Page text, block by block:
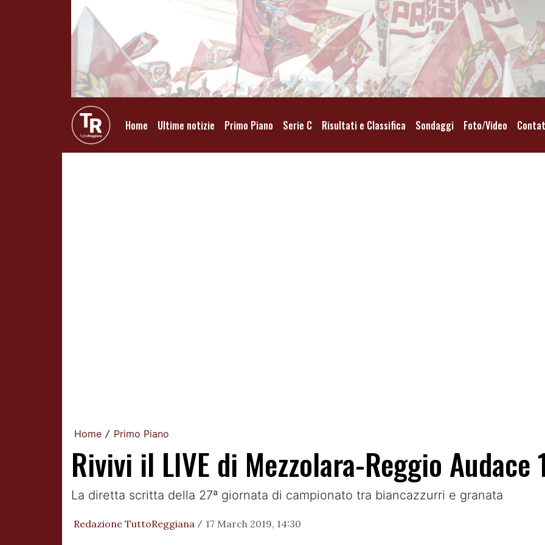
Home Ultime notizie Primo Piano Serie C Risultati e Classifica Sondaggi Foto/Video
Home / Primo Piano
Rivivi il LIVE di Mezzolara-Reggio Audace
La diretta scritta della 27ª giornata di campionato tra biancazzurri e granata
Redazione TuttoReggiana / 17 March 2019, 14:30